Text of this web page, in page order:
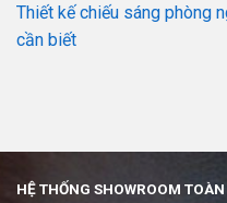
Thiết kế chiếu sáng phòng
cần biết
HỆ THỐNG SHOWROOM TOÀN